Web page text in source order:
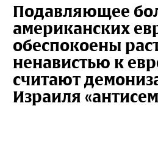
Подавляющее
американских
обеспокоены
ненавистью к
считают
Израиля